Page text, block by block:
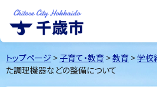
千歳市Chitose
City Hokkaido
トップページ > 子育て・教育 >教育 >学校
た調理機器などの整備について